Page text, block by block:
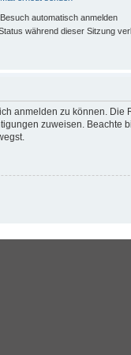
automatisch anmelden
während dieser Sitzung
anmelden zu können.
zuweisen.